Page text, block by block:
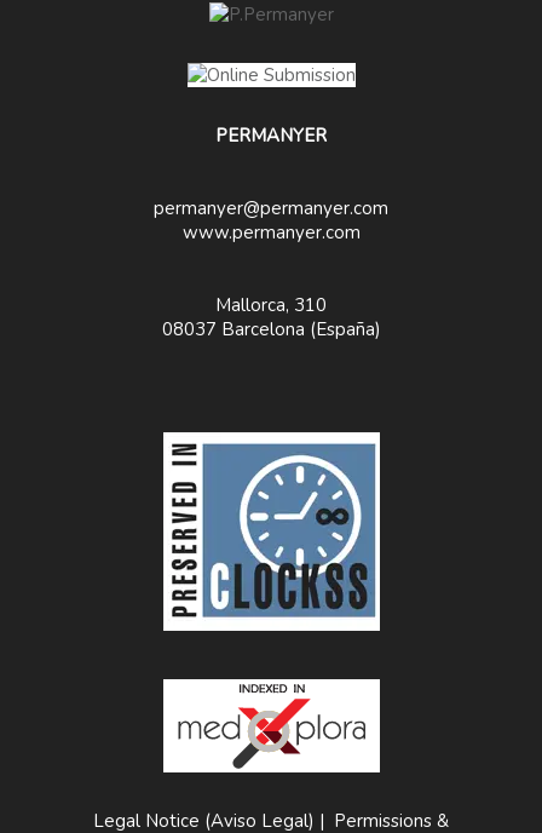
PERMANYER
permanyer@permanyer.com
www.permanyer.com
Mallorca, 310
08037 Barcelona (España)
Legal Notice (Aviso Legal) | Permissions &